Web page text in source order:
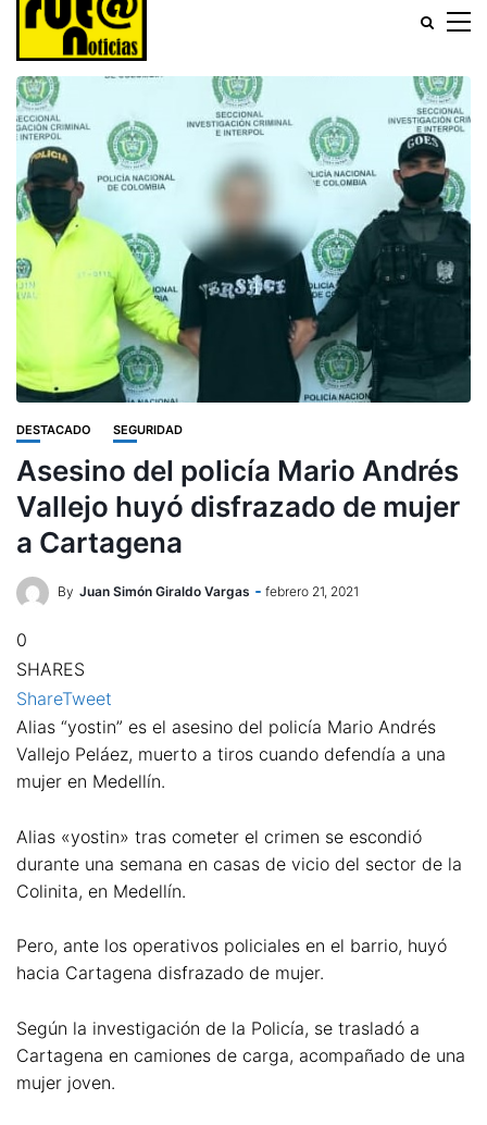
DESTACADO SEGURIDAD
Asesino del policía Mario Andrés
Vallejo huyó disfrazado de mujer
a Cartagena
By Juan Simón Giraldo Vargas febrero 21, 2021
0
SHARES
ShareTweet
Alias “yostin” es el asesino del policía Mario Andrés
Vallejo Peláez, muerto a tiros cuando defendía a una
mujer en Medellín.
Alias «yostin» tras cometer el crimen se escondió
durante una semana en casas de vicio del sector de la
Colinita, en Medellín.
Pero, ante los operativos policiales en el barrio, huyó
hacia Cartagena disfrazado de mujer.
Según la investigación de la Policía, se trasladó a
Cartagena en camiones de carga, acompañado de una
mujer joven.